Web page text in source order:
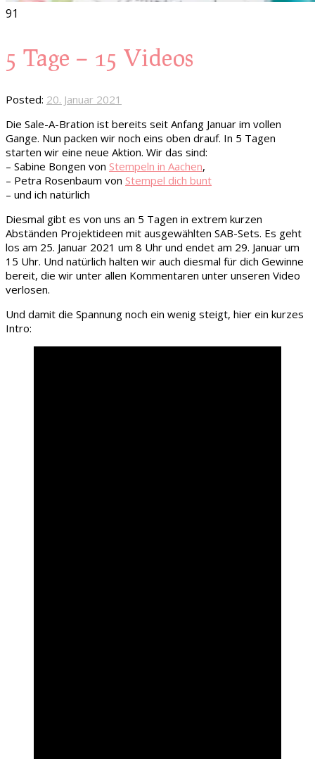
91
5 Tage – 15 Videos
Posted: 20. Januar 2021
Die Sale-A-Bration ist bereits seit Anfang Januar im vollen
Gange. Nun packen wir noch eins oben drauf. In 5 Tagen
starten wir eine neue Aktion. Wir das sind:
– Sabine Bongen von Stempeln in Aachen,
– Petra Rosenbaum von Stempel dich bunt
– und ich natürlich
Diesmal gibt es von uns an 5 Tagen in extrem kurzen
Abständen Projektideen mit ausgewählten SAB-Sets. Es geht
los am 25. Januar 2021 um 8 Uhr und endet am 29. Januar um
15 Uhr. Und natürlich halten wir auch diesmal für dich Gewinne
bereit, die wir unter allen Kommentaren unter unseren Video
verlosen.
Und damit die Spannung noch ein wenig steigt, hier ein kurzes
Intro: